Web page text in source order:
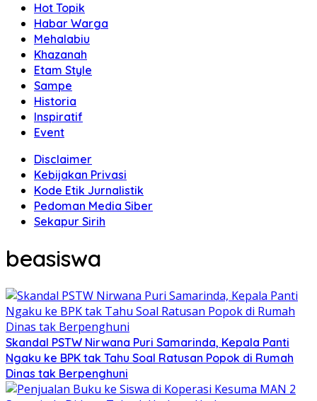
Hot Topik
Habar Warga
Mehalabiu
Khazanah
Etam Style
Sampe
Historia
Inspiratif
Event
Disclaimer
Kebijakan Privasi
Kode Etik Jurnalistik
Pedoman Media Siber
Sekapur Sirih
beasiswa
Skandal PSTW Nirwana Puri Samarinda, Kepala Panti
Ngaku ke BPK tak Tahu Soal Ratusan Popok di Rumah
Dinas tak Berpenghuni